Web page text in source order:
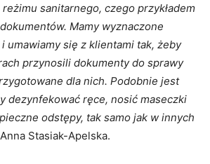
sanitarnego, czego przykładem
Mamy wyznaczone
umawiamy się z klientami tak, żeby
przynosili dokumenty do sprawy
dla nich. Podobnie jest
dezynfekować ręce, nosić maseczki
odstępy, tak samo jak w innych
Stasiak-Apelska.